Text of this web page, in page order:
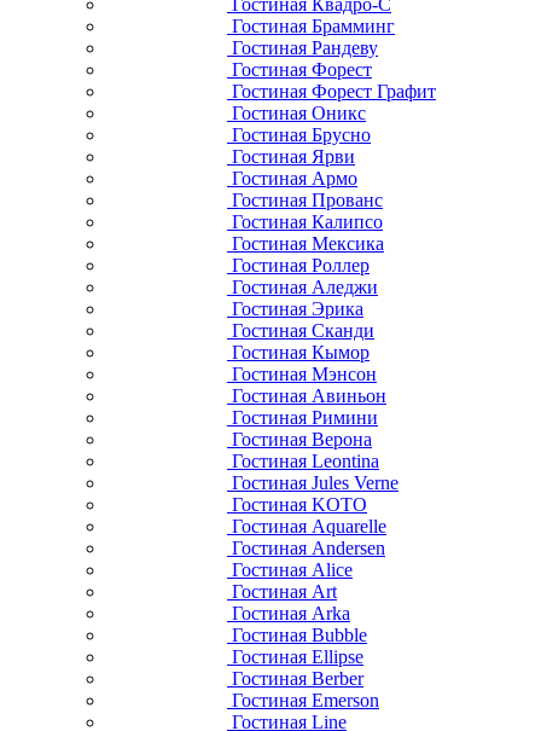
Гостиная Брамминг
Гостиная Рандеву
Гостиная Форест
Гостиная Форест Графит
Гостиная Оникс
Гостиная Брусно
Гостиная Ярви
Гостиная Армо
Гостиная Прованс
Гостиная Калипсо
Гостиная Мексика
Гостиная Роллер
Гостиная Аледжи
Гостиная Эрика
Гостиная Сканди
Гостиная Кымор
Гостиная Мэнсон
Гостиная Авиньон
Гостиная Римини
Гостиная Верона
Гостиная Leontina
Гостиная Jules Verne
Гостиная KOTO
Гостиная Aquarelle
Гостиная Andersen
Гостиная Alice
Гостиная Art
Гостиная Arka
Гостиная Bubble
Гостиная Ellipse
Гостиная Berber
Гостиная Emerson
Гостиная Line